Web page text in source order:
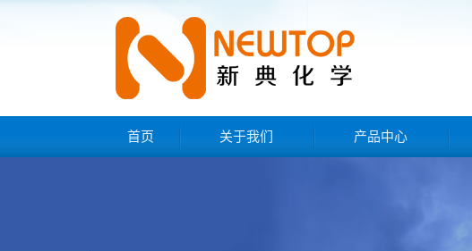
首页 关于我们 产品中心